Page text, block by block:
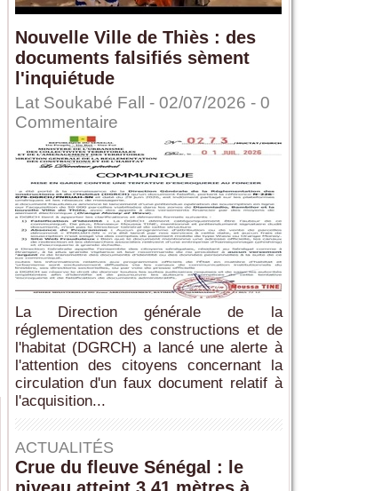
Nouvelle Ville de Thiès : des
documents falsifiés sèment
l'inquiétude
Lat Soukabé Fall - 02/07/2026 - 0
Commentaire
La Direction générale de la
réglementation des constructions et de
l'habitat (DGRCH) a lancé une alerte à
l'attention des citoyens concernant la
circulation d'un faux document relatif à
l'acquisition...
ACTUALITÉS
Crue du fleuve Sénégal : le